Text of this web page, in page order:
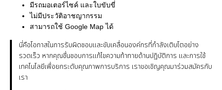
มีรถมอเตอร์ไซค์ และใบขับขี่
ไม่มีประวัติอาชญากรรม
สามารถใช้ Google Map ได้
นี่คือโอกาสในการรับผิดชอบและขับเคลื่อนองค์กรที่กำลังเติบโตอย่าง
รวดเร็ว หากคุณชื่นชอบการแก้ไขความท้าทายด้านปฏิบัติการ และการใช้
เทคโนโลยีเพื่อยกระดับคุณภาพการบริการ เราขอเชิญคุณมาร่วมสมัครกับ
เรา